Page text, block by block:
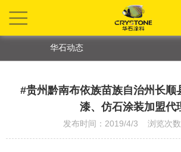
华石动态
#贵州黔南布依族苗族自治州长顺
漆、仿石涂装加盟代
发布时间：2019/4/3 浏览次数